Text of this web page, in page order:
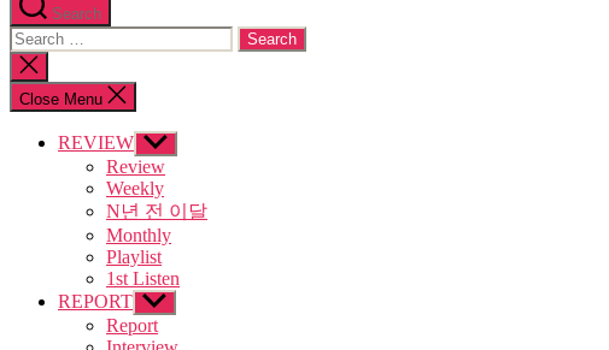
Search
Search
for:
Close
search
Close Menu
REVIEW Show
sub
menu
Review
Weekly
N년 전 이달
Monthly
Playlist
1st Listen
REPORT Show
sub
menu
Report